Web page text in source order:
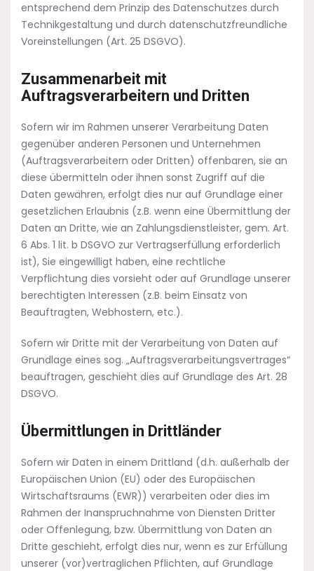
entsprechend dem Prinzip des Datenschutzes durch
Technikgestaltung und durch datenschutzfreundliche
Voreinstellungen (Art. 25 DSGVO).
Zusammenarbeit mit
Auftragsverarbeitern und Dritten
Sofern wir im Rahmen unserer Verarbeitung Daten
gegenüber anderen Personen und Unternehmen
(Auftragsverarbeitern oder Dritten) offenbaren, sie an
diese übermitteln oder ihnen sonst Zugriff auf die
Daten gewähren, erfolgt dies nur auf Grundlage einer
gesetzlichen Erlaubnis (z.B. wenn eine Übermittlung der
Daten an Dritte, wie an Zahlungsdienstleister, gem. Art.
6 Abs. 1 lit. b DSGVO zur Vertragserfüllung erforderlich
ist), Sie eingewilligt haben, eine rechtliche
Verpflichtung dies vorsieht oder auf Grundlage unserer
berechtigten Interessen (z.B. beim Einsatz von
Beauftragten, Webhostern, etc.).
Sofern wir Dritte mit der Verarbeitung von Daten auf
Grundlage eines sog. „Auftragsverarbeitungsvertrages“
beauftragen, geschieht dies auf Grundlage des Art. 28
DSGVO.
Übermittlungen in Drittländer
Sofern wir Daten in einem Drittland (d.h. außerhalb der
Europäischen Union (EU) oder des Europäischen
Wirtschaftsraums (EWR)) verarbeiten oder dies im
Rahmen der Inanspruchnahme von Diensten Dritter
oder Offenlegung, bzw. Übermittlung von Daten an
Dritte geschieht, erfolgt dies nur, wenn es zur Erfüllung
unserer (vor)vertraglichen Pflichten, auf Grundlage